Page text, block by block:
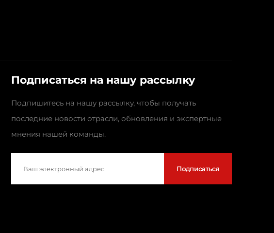
Подписаться на нашу рассылку
Подпишитесь на нашу рассылку, чтобы получать
последние новости отрасли, обновления и экспертные
мнения нашей команды.
Подписаться